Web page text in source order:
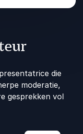
die
moderatie,
gesprekken vol